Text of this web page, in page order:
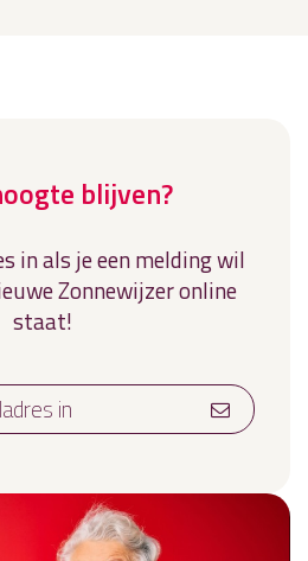
blijven?
in als je een melding wil
Zonnewijzer online
staat!